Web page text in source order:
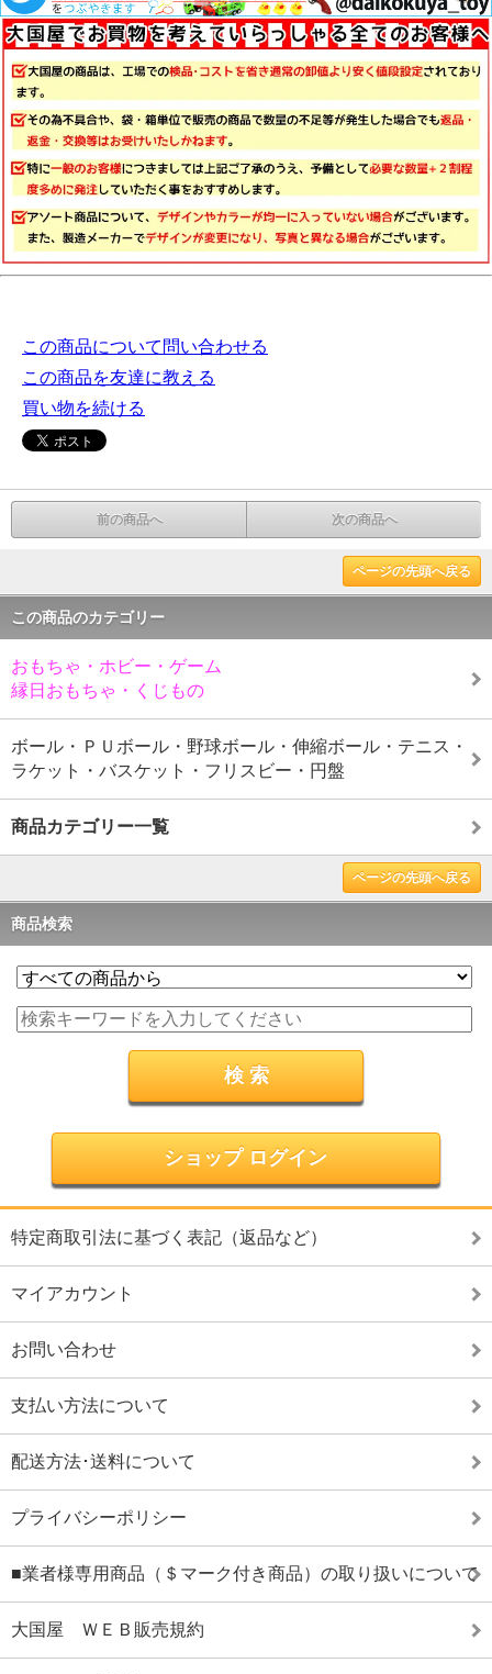
この商品について問い合わせる
この商品を友達に教える
買い物を続ける
前の商品へ 次の商品へ
ページの先頭へ戻る
この商品のカテゴリー
おもちゃ・ホビー・ゲーム
縁日おもちゃ・くじもの
ボール・ＰＵボール・野球ボール・伸縮ボール・テニス・
ラケット・バスケット・フリスビー・円盤
商品カテゴリー一覧
ページの先頭へ戻る
商品検索
ショップ ログイン
特定商取引法に基づく表記（返品など）
マイアカウント
お問い合わせ
支払い方法について
配送方法･送料について
プライバシーポリシー
■業者様専用商品（＄マーク付き商品）の取り扱いについて
大国屋 ＷＥＢ販売規約